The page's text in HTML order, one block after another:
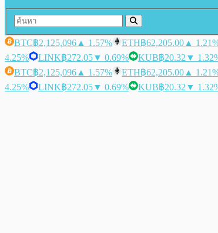
BTC฿2,125,096 ▲ 1.57% ETH฿62,205.00 ▲
4.25%
LINK฿272.05▼ 0.69% KUB฿20.32 ▼
BTC฿2,125,096 ▲ 1.57% ETH฿62,205.00 ▲
4.25%
LINK฿272.05▼ 0.69% KUB฿20.32 ▼